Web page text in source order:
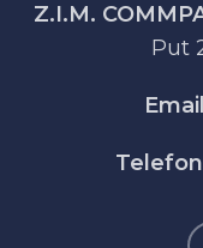
Z.I.M.
Put